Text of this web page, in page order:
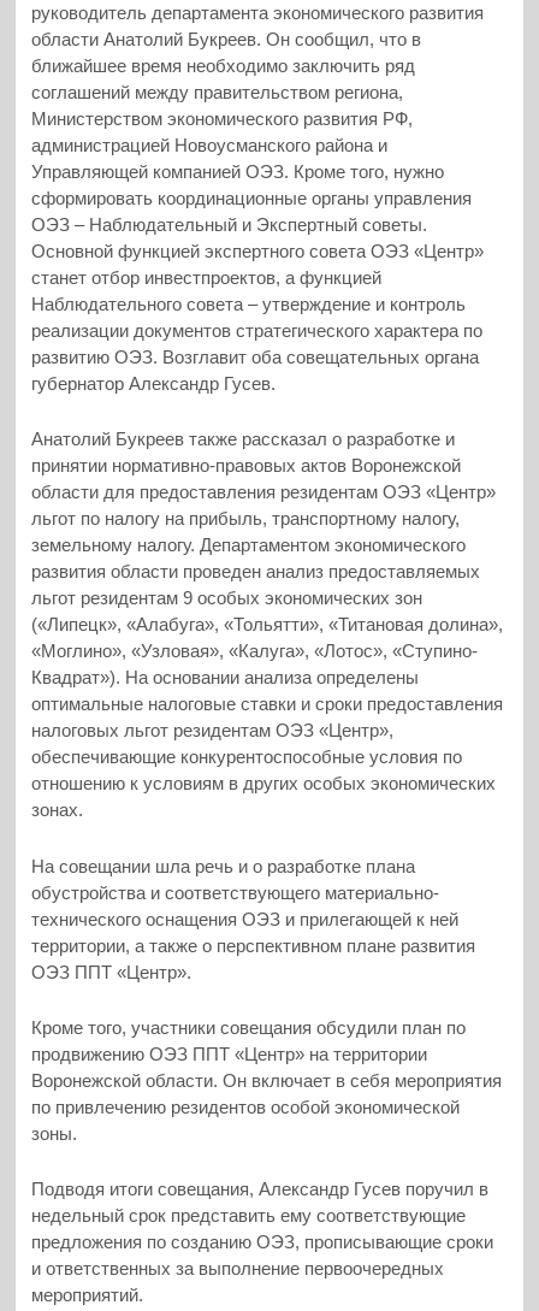
руководитель департамента экономического развития
области Анатолий Букреев. Он сообщил, что в
ближайшее время необходимо заключить ряд
соглашений между правительством региона,
Министерством экономического развития РФ,
администрацией Новоусманского района и
Управляющей компанией ОЭЗ. Кроме того, нужно
сформировать координационные органы управления
ОЭЗ – Наблюдательный и Экспертный советы.
Основной функцией экспертного совета ОЭЗ «Центр»
станет отбор инвестпроектов, а функцией
Наблюдательного совета – утверждение и контроль
реализации документов стратегического характера по
развитию ОЭЗ. Возглавит оба совещательных органа
губернатор Александр Гусев.
Анатолий Букреев также рассказал о разработке и
принятии нормативно-правовых актов Воронежской
области для предоставления резидентам ОЭЗ «Центр»
льгот по налогу на прибыль, транспортному налогу,
земельному налогу. Департаментом экономического
развития области проведен анализ предоставляемых
льгот резидентам 9 особых экономических зон
(«Липецк», «Алабуга», «Тольятти», «Титановая долина»,
«Моглино», «Узловая», «Калуга», «Лотос», «Ступино-
Квадрат»). На основании анализа определены
оптимальные налоговые ставки и сроки предоставления
налоговых льгот резидентам ОЭЗ «Центр»,
обеспечивающие конкурентоспособные условия по
отношению к условиям в других особых экономических
зонах.
На совещании шла речь и о разработке плана
обустройства и соответствующего материально-
технического оснащения ОЭЗ и прилегающей к ней
территории, а также о перспективном плане развития
ОЭЗ ППТ «Центр».
Кроме того, участники совещания обсудили план по
продвижению ОЭЗ ППТ «Центр» на территории
Воронежской области. Он включает в себя мероприятия
по привлечению резидентов особой экономической
зоны.
Подводя итоги совещания, Александр Гусев поручил в
недельный срок представить ему соответствующие
предложения по созданию ОЭЗ, прописывающие сроки
и ответственных за выполнение первоочередных
мероприятий.